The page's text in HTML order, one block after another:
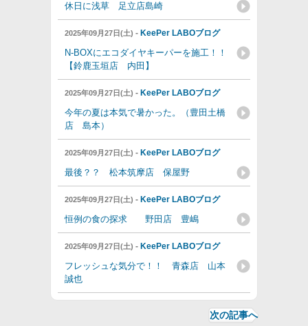
休日に浅草 足立店島崎
2025年09月27日(土) - KeePer LABOブログ
N-BOXにエコダイヤキーパーを施工！！
【鈴鹿玉垣店 内田】
2025年09月27日(土) - KeePer LABOブログ
今年の夏は本気で暑かった。（豊田土橋
店 島本）
2025年09月27日(土) - KeePer LABOブログ
最後？？ 松本筑摩店 保屋野
2025年09月27日(土) - KeePer LABOブログ
恒例の食の探求 野田店 豊嶋
2025年09月27日(土) - KeePer LABOブログ
フレッシュな気分で！！ 青森店 山本
誠也
次の記事へ